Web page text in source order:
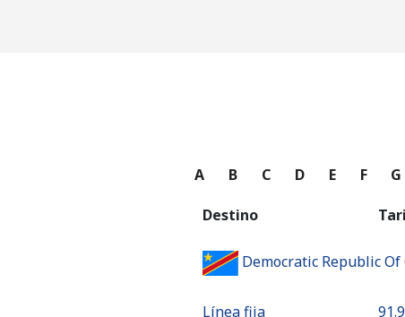
A B C D E F G
Destino
Democratic Republic Of
Línea fija